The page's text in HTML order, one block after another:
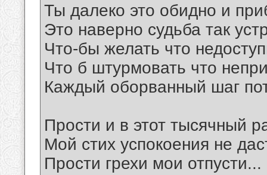
Ты далеко это обидно и
Это наверно судьба так
Что-бы желать что
Что б штурмовать что
Каждый оборванный шаг
Прости и в этот тысячный
Мой стих успокоения не
Прости грехи мои отпусти...